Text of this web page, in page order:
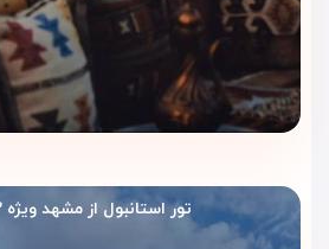
تور استانبول از مشهد ویژه ۲۳ اسفند